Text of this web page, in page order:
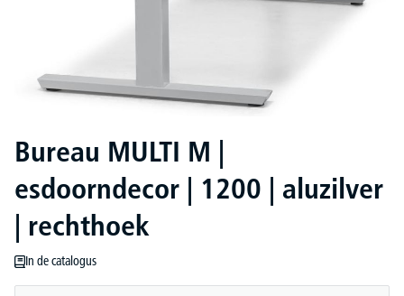
Bureau MULTI M |
esdoorndecor | 1200 | aluzilver
| rechthoek
In de catalogus